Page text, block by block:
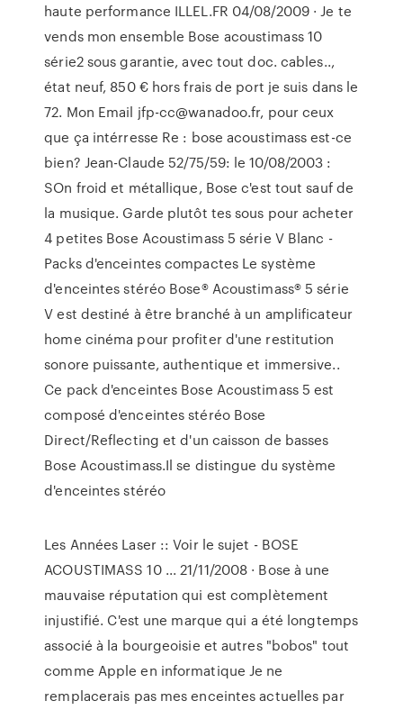
haute performance ILLEL.FR 04/08/2009 · Je te
vends mon ensemble Bose acoustimass 10
série2 sous garantie, avec tout doc. cables..,
état neuf, 850 € hors frais de port je suis dans le
72. Mon Email jfp-cc@wanadoo.fr, pour ceux
que ça intérresse Re : bose acoustimass est-ce
bien? Jean-Claude 52/75/59: le 10/08/2003 :
SOn froid et métallique, Bose c'est tout sauf de
la musique. Garde plutôt tes sous pour acheter
4 petites Bose Acoustimass 5 série V Blanc -
Packs d'enceintes compactes Le système
d'enceintes stéréo Bose® Acoustimass® 5 série
V est destiné à être branché à un amplificateur
home cinéma pour profiter d'une restitution
sonore puissante, authentique et immersive..
Ce pack d'enceintes Bose Acoustimass 5 est
composé d'enceintes stéréo Bose
Direct/Reflecting et d'un caisson de basses
Bose Acoustimass.Il se distingue du système
d'enceintes stéréo
Les Années Laser :: Voir le sujet - BOSE
ACOUSTIMASS 10 ... 21/11/2008 · Bose à une
mauvaise réputation qui est complètement
injustifié. C'est une marque qui a été longtemps
associé à la bourgeoisie et autres "bobos" tout
comme Apple en informatique Je ne
remplacerais pas mes enceintes actuelles par